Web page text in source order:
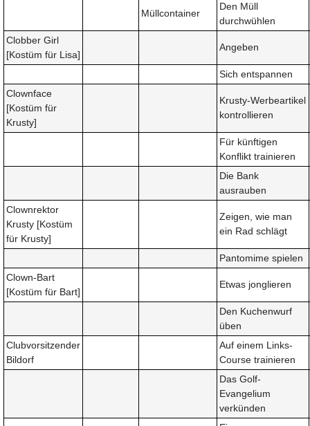
Müllcontainer
Den Müll
durchwühlen
Clobber Girl
[Kostüm für Lisa]
Angeben
Sich entspannen
Clownface
[Kostüm für
Krusty]
Krusty-Werbeartikel
kontrollieren
Für künftigen
Konflikt trainieren
Die Bank
ausrauben
Clownrektor
Krusty [Kostüm
für Krusty]
Zeigen, wie man
ein Rad schlägt
Pantomime spielen
Clown-Bart
[Kostüm für Bart]
Etwas jonglieren
Den Kuchenwurf
üben
Clubvorsitzender
Bildorf
Auf einem Links-
Course trainieren
Das Golf-
Evangelium
verkünden